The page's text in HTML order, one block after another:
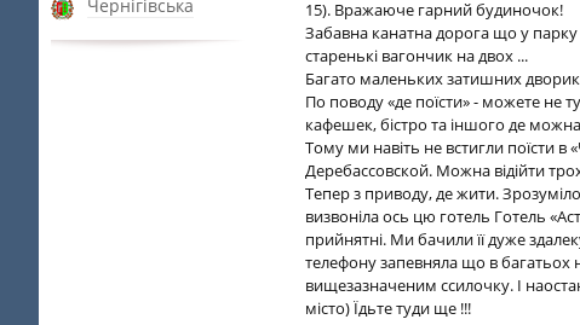
Чернігівська
15). Вражаюче гарний будиночок!
Забавна канатна дорога що у
старенькі вагончик на двох ...
Багато маленьких затишних
По поводу «де поїсти» - можете не
кафешек, бістро та іншого де
Тому ми навіть не встигли поїсти
Деребассовской. Можна відійти
Тепер з приводу, де жити.
визвоніла ось цю готель Готель
прийнятні. Ми бачили її дуже
телефону запевняла що в багатьох
вищезазначеним ссилочку. І
місто) Їдьте туди ще !!!